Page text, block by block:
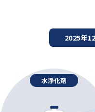
2025年
水浄化剤